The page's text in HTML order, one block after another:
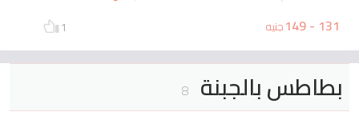
131 - 149 جنيه 1
بطاطس بالجبنة 8